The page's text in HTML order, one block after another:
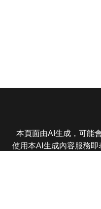
本頁面由AI生成，可能
使用本AI生成內容服務